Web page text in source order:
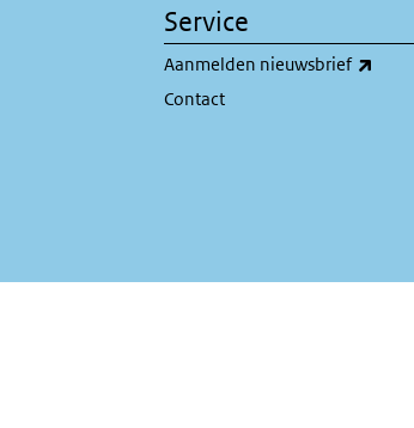
Service
Aanmelden nieuwsbrief
Contact